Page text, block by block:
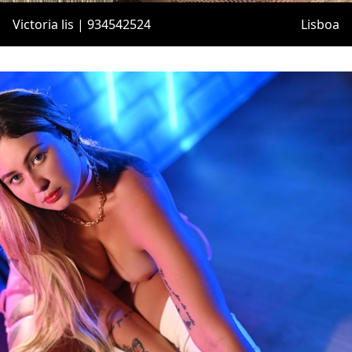
Victoria lis | 934542524 Lisboa